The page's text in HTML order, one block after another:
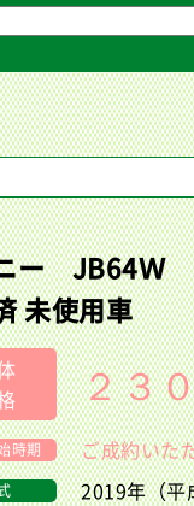
ー JB64
未使用車
２３
時期 ご成約いた
2019年（平